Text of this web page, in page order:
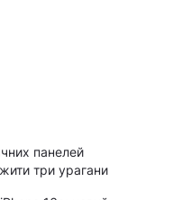
панелей
три урагани